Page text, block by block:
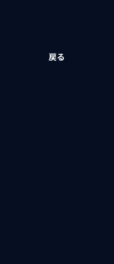
戻る